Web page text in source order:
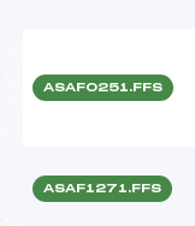
ASAF0251.FFS
ASAF1271.FFS